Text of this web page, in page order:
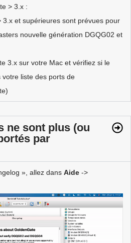
> 3.x :
3.x et supérieures sont prévues pour
nouvelle génération DGQG02 et
3.x sur votre Mac et vérifiez si le
liste des ports de
ne sont plus (ou
par
», allez dans Aide ->